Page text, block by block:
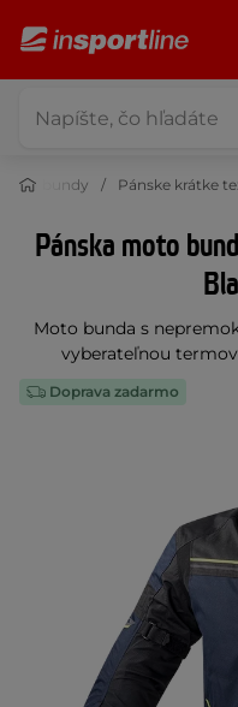
bundy Pánske krátke
Pánska moto
Moto bunda s
vyberateľnou
Doprava zadarmo